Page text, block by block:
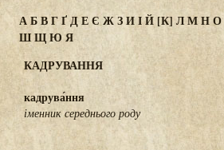
АБВГҐДЕЄ ЖЗИІЙ [К] ЛМНО
ШЩЮЯ
КАДРУВАННЯ
кадрува́ння
іменник середнього роду